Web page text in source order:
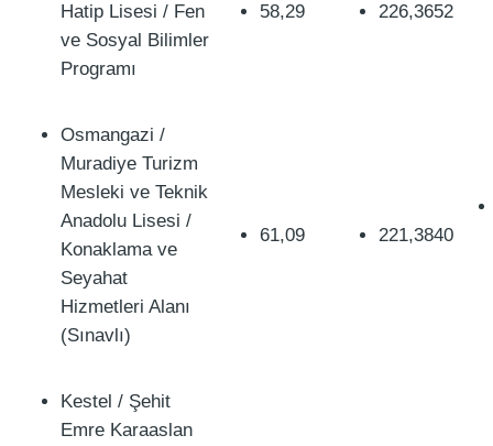
Hatip Lisesi / Fen
ve Sosyal Bilimler
Programı
58,29 226,3652
Osmangazi /
Muradiye Turizm
Mesleki ve Teknik
Anadolu Lisesi /
Konaklama ve
Seyahat
Hizmetleri Alanı
(Sınavlı)
61,09 221,3840
Kestel / Şehit
Emre Karaaslan